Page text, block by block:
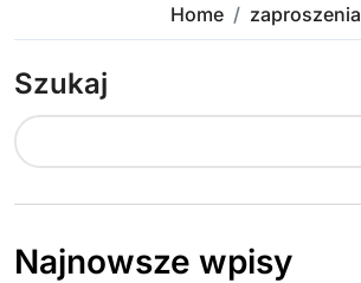
Home zaproszenia
Szukaj
Najnowsze wpisy